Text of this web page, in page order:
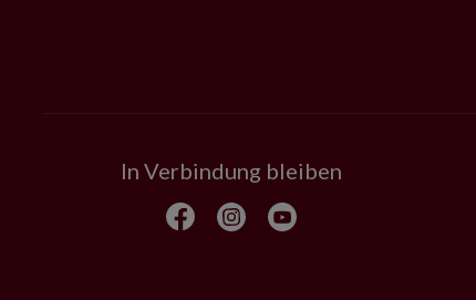
In Verbindung bleiben